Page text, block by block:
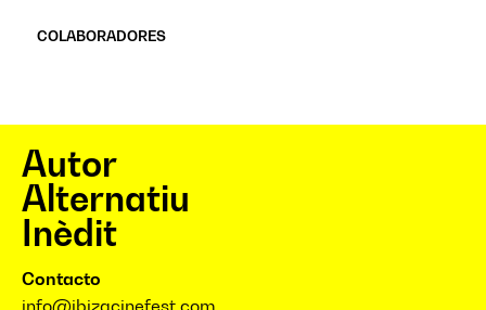
COLABORADORES
Autor
Alternatiu
Inèdit
Contacto
info@ibizacinefest.com